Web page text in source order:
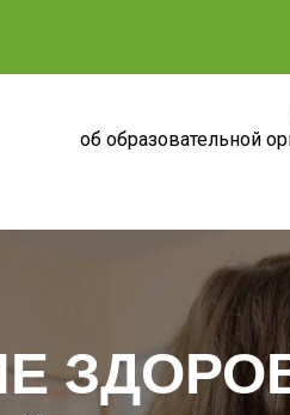
об образовательной